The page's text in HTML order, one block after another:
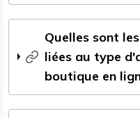
Quelles sont
liées au type
boutique en